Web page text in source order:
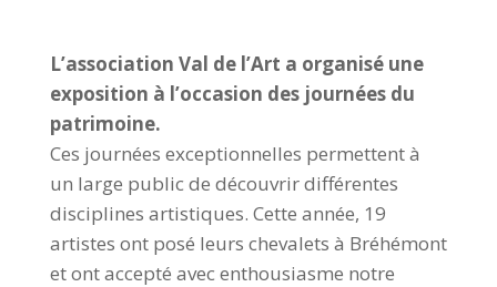
L’association Val de l’Art a organisé une
exposition à l’occasion des journées du
patrimoine.
Ces journées exceptionnelles permettent à
un large public de découvrir différentes
disciplines artistiques. Cette année, 19
artistes ont posé leurs chevalets à Bréhémont
et ont accepté avec enthousiasme notre